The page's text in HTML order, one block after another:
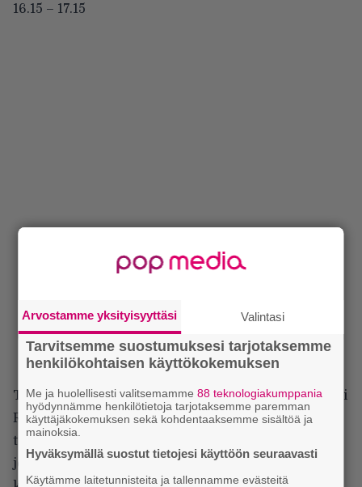
16.15 – 17.15
Tärppinä tavallaan tarpeeton, koskaBattle Beast
soi
Radio Rockia myöten joka paikassa ja kuuluu
tunnustetusti maamme isoimpien rock-bändien
joukkoon… Mutta tälle on syynsä: Battle Beast on
Arvostamme yksityisyyttäsi Valintasi
Tarvitsemme suostumuksesi tarjotaksemme
henkilökohtaisen käyttökokemuksen
Me ja huolellisesti valitsemamme88 teknologiakumppania
hyödynnämme henkilötietoja tarjotaksemme paremman
käyttäjäkokemuksen sekä kohdentaaksemme sisältöä ja
mainoksia.
Hyväksymällä suostut tietojesi käyttöön seuraavasti
Käytämme laitetunnisteita ja tallennamme evästeitä